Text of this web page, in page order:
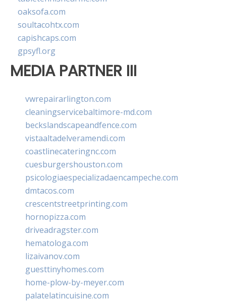
oaksofa.com
soultacohtx.com
capishcaps.com
gpsyfl.org
MEDIA PARTNER III
vwrepairarlington.com
cleaningservicebaltimore-md.com
beckslandscapeandfence.com
vistaaltadelveramendi.com
coastlinecateringnc.com
cuesburgershouston.com
psicologiaespecializadaencampeche.com
dmtacos.com
crescentstreetprinting.com
hornopizza.com
driveadragster.com
hematologa.com
lizaivanov.com
guesttinyhomes.com
home-plow-by-meyer.com
palatelatincuisine.com